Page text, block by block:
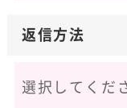
返信方法